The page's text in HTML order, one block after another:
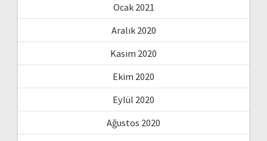
Ocak 2021
Aralık 2020
Kasım 2020
Ekim 2020
Eylül 2020
Ağustos 2020